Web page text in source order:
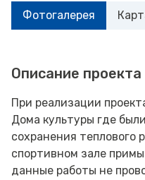
Фотогалерея
Описание проекта
При реализации
Дома культуры где
сохранения теплового
спортивном зале
данные работы не